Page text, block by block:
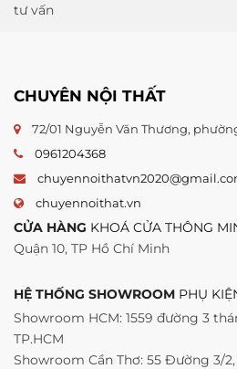
tư vấn
CHUYÊN NỘI THẤT
72/01 Nguyễn Văn Thương,
0961204368
chuyennoithat.vn
CỬA HÀNG KHOÁ CỬA THÔNG
Quận 10, TP Hồ Chí Minh
HỆ THỐNG SHOWROOM PHỤ
Showroom HCM: 1559 đường 3
TP.HCM
Showroom Cần Thơ: 55 Đường 3/2,